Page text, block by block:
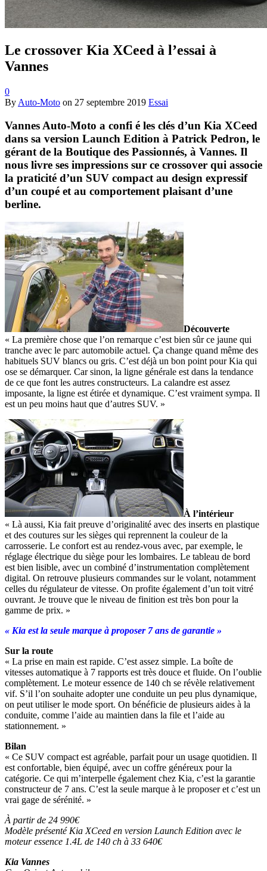
Le crossover Kia XCeed à l’essai à
Vannes
0
By Auto-Moto on 27 septembre 2019 Essai
Vannes Auto-Moto a confi é les clés d’un Kia XCeed
dans sa version Launch Edition à Patrick Pedron, le
gérant de la Boutique des Passionnés, à Vannes. Il
nous livre ses impressions sur ce crossover qui associe
la praticité d’un SUV compact au design expressif
d’un coupé et au comportement plaisant d’une
berline.
Découverte
« La première chose que l’on remarque c’est bien sûr ce jaune qui
tranche avec le parc automobile actuel. Ça change quand même des
habituels SUV blancs ou gris. C’est déjà un bon point pour Kia qui
ose se démarquer. Car sinon, la ligne générale est dans la tendance
de ce que font les autres constructeurs. La calandre est assez
imposante, la ligne est étirée et dynamique. C’est vraiment sympa. Il
est un peu moins haut que d’autres SUV. »
À l’intérieur
« Là aussi, Kia fait preuve d’originalité avec des inserts en plastique
et des coutures sur les sièges qui reprennent la couleur de la
carrosserie. Le confort est au rendez-vous avec, par exemple, le
réglage électrique du siège pour les lombaires. Le tableau de bord
est bien lisible, avec un combiné d’instrumentation complètement
digital. On retrouve plusieurs commandes sur le volant, notamment
celles du régulateur de vitesse. On profite également d’un toit vitré
ouvrant. Je trouve que le niveau de finition est très bon pour la
gamme de prix. »
« Kia est la seule marque à proposer 7 ans de garantie »
Sur la route
« La prise en main est rapide. C’est assez simple. La boîte de
vitesses automatique à 7 rapports est très douce et fluide. On l’oublie
complètement. Le moteur essence de 140 ch se révèle relativement
vif. S’il l’on souhaite adopter une conduite un peu plus dynamique,
on peut utiliser le mode sport. On bénéficie de plusieurs aides à la
conduite, comme l’aide au maintien dans la file et l’aide au
stationnement. »
Bilan
« Ce SUV compact est agréable, parfait pour un usage quotidien. Il
est confortable, bien équipé, avec un coffre généreux pour la
catégorie. Ce qui m’interpelle également chez Kia, c’est la garantie
constructeur de 7 ans. C’est la seule marque à le proposer et c’est un
vrai gage de sérénité. »
À partir de 24 990€
Modèle présenté Kia XCeed en version Launch Edition avec le
moteur essence 1.4L de 140 ch à 33 640€
Kia Vannes